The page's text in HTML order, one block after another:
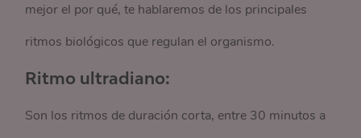
mejor el por qué, te hablaremos de los principales
ritmos biológicos que regulan el organismo.
Ritmo ultradiano:
Son los ritmos de duración corta, entre 30 minutos a